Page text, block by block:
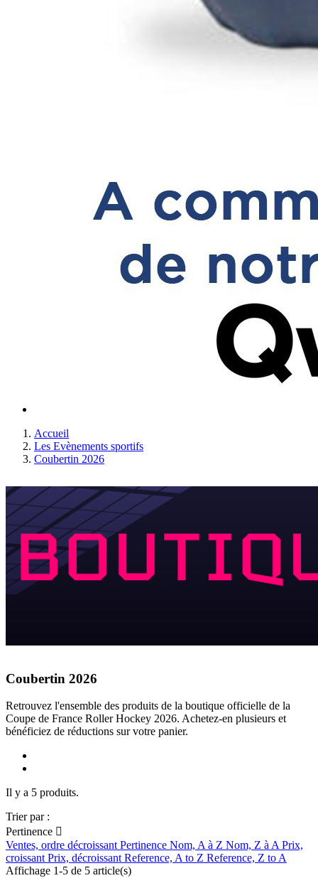
Accueil
Les Evènements sportifs
Coubertin 2026
Coubertin 2026
Retrouvez l'ensemble des produits de la boutique officielle de la
Coupe de France Roller Hockey 2026. Achetez-en plusieurs et
bénéficiez de réductions sur votre panier.
Il y a 5 produits.
Trier par :
Pertinence 
Ventes, ordre décroissant Pertinence Nom, A à Z Nom, Z à A Prix,
croissant Prix, décroissant Reference, A to Z Reference, Z to A
Affichage 1-5 de 5 article(s)